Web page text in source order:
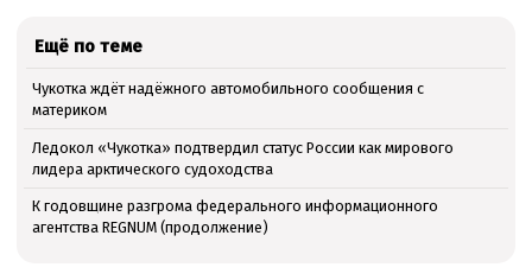
Ещё по теме
Чукотка ждёт надёжного автомобильного сообщения с
материком
Ледокол «Чукотка» подтвердил статус России как мирового
лидера арктического судоходства
К годовщине разгрома федерального информационного
агентства REGNUM (продолжение)